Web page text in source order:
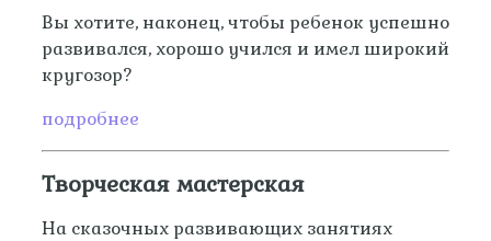
Вы хотите, наконец, чтобы ребенок успешно
развивался, хорошо учился и имел широкий
кругозор?
подробнее
Творческая мастерская
На сказочных развивающих занятиях